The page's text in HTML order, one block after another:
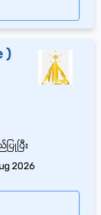
)
ြုပြီး
2026